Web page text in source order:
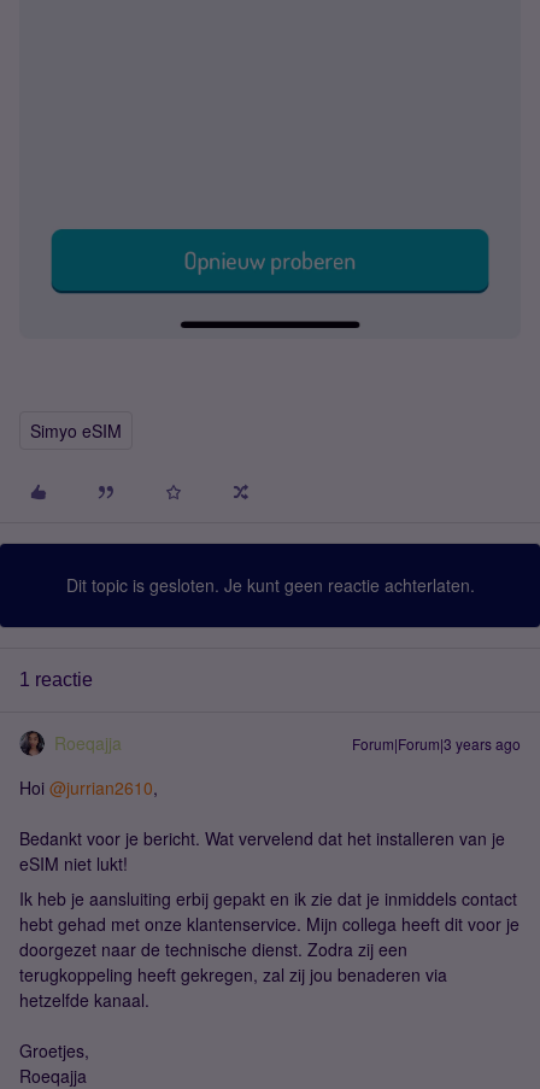
Simyo eSIM
Dit topic is gesloten. Je kunt geen reactie achterlaten.
1 reactie
Roeqajja Forum|Forum|3 years ago
Hoi @jurrian2610,
Bedankt voor je bericht. Wat vervelend dat het installeren van je
eSIM niet lukt!
Ik heb je aansluiting erbij gepakt en ik zie dat je inmiddels contact
hebt gehad met onze klantenservice. Mijn collega heeft dit voor je
doorgezet naar de technische dienst. Zodra zij een
terugkoppeling heeft gekregen, zal zij jou benaderen via
hetzelfde kanaal.
Groetjes,
Roeqajja